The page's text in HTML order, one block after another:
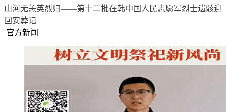
山河无恙英烈归——第十二批在韩中国人民志愿军烈士遗骸迎
回安葬记
官方新闻